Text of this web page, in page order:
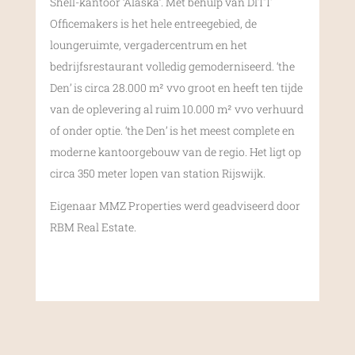
Officemakers is het hele entreegebied, de
loungeruimte, vergadercentrum en het
bedrijfsrestaurant volledig gemoderniseerd. ‘the
Den’ is circa 28.000 m² vvo groot en heeft ten tijde
van de oplevering al ruim 10.000 m² vvo verhuurd
of onder optie. ‘the Den’ is het meest complete en
moderne kantoorgebouw van de regio. Het ligt op
circa 350 meter lopen van station Rijswijk.
Eigenaar MMZ Properties werd geadviseerd door
RBM Real Estate.